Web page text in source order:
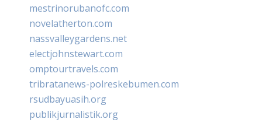
mestrinorubanofc.com
novelatherton.com
nassvalleygardens.net
electjohnstewart.com
omptourtravels.com
tribratanews-polreskebumen.com
rsudbayuasih.org
publikjurnalistik.org